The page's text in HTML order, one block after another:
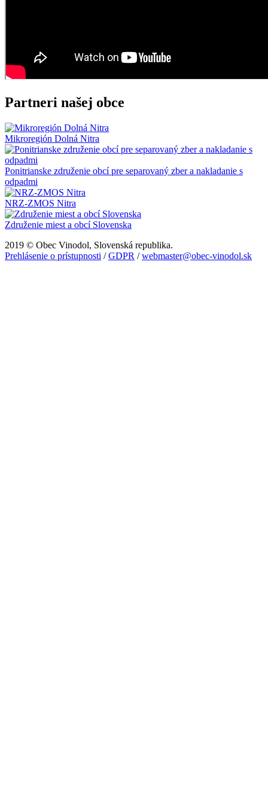
Partneri našej obce
Mikroregión Dolná Nitra
Ponitrianske združenie obcí pre separovaný zber a nakladanie s
odpadmi
NRZ-ZMOS Nitra
Združenie miest a obcí Slovenska
2019 © Obec Vinodol, Slovenská republika.
Prehlásenie o prístupnosti /GDPR /webmaster@obec-vinodol.sk